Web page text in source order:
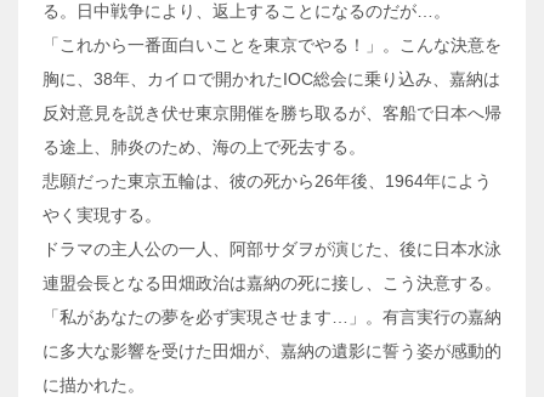
る。日中戦争により、返上することになるのだが…。
「これから一番面白いことを東京でやる！」。こんな決意を
胸に、38年、カイロで開かれたIOC総会に乗り込み、嘉納は
反対意見を説き伏せ東京開催を勝ち取るが、客船で日本へ帰
る途上、肺炎のため、海の上で死去する。
悲願だった東京五輪は、彼の死から26年後、1964年によう
やく実現する。
ドラマの主人公の一人、阿部サダヲが演じた、後に日本水泳
連盟会長となる田畑政治は嘉納の死に接し、こう決意する。
「私があなたの夢を必ず実現させます…」。有言実行の嘉納
に多大な影響を受けた田畑が、嘉納の遺影に誓う姿が感動的
に描かれた。